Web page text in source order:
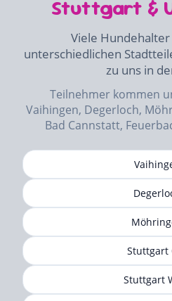
Stuttgart &
Viele
unterschiedlichen
zu uns in
Teilnehmer kommen
Vaihingen, Degerloch,
Bad Cannstatt,
Stuttgart
Stuttgart